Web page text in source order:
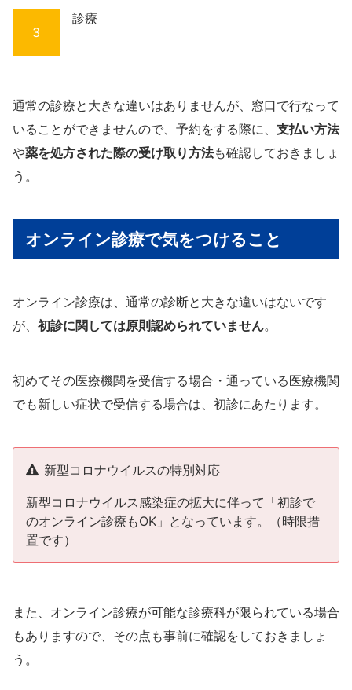
3
診療
通常の診療と大きな違いはありませんが、窓口で行なって
いることができませんので、予約をする際に、 支払い方法
や薬を処方された際の受け取り方法も確認しておきましょ
う。
オンライン診療で気をつけること
オンライン診療は、通常の診断と大きな違いはないです
が、 初診に関しては原則認められていません。
初めてその医療機関を受信する場合・通っている医療機関
でも新しい症状で受信する場合は、初診にあたります。
新型コロナウイルスの特別対応
新型コロナウイルス感染症の拡大に伴って「初診で
のオンライン診療もOK」となっています。（時限措
置です）
また、オンライン診療が可能な診療科が限られている場合
もありますので、その点も事前に確認をしておきましょ
う。